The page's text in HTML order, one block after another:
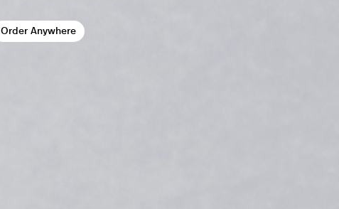
Order Anywhere